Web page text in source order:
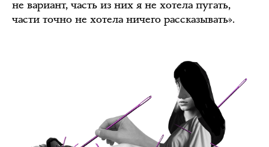
не вариант, часть из них я не хотела пугать,
части точно не хотела ничего рассказывать».